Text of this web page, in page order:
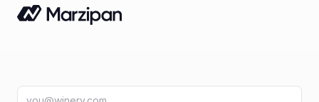
E-pasta adrese